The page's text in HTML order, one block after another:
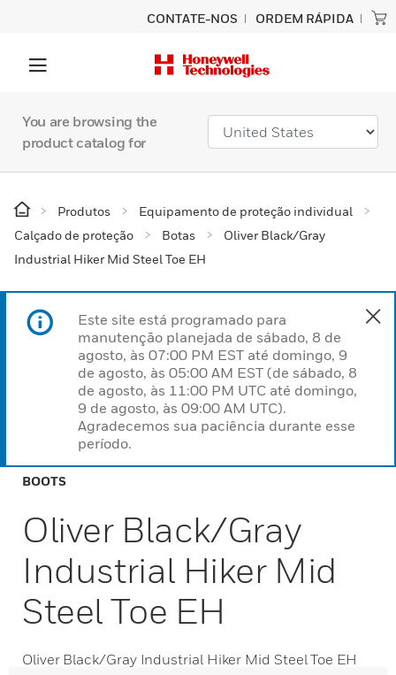
CONTATE-NOS ORDEM RÁPIDA
You are browsing the
product catalog for
Produtos
Equipamento de proteção individual
Calçado de proteção
Botas
Oliver Black/Gray
Industrial Hiker Mid Steel Toe EH
Este site está programado para
manutenção planejada de sábado, 8 de
agosto, às 07:00 PM EST até domingo, 9
de agosto, às 05:00 AM EST (de sábado, 8
de agosto, às 11:00 PM UTC até domingo,
9 de agosto, às 09:00 AM UTC).
Agradecemos sua paciência durante esse
período.
BOOTS
Oliver Black/Gray
Industrial Hiker Mid
Steel Toe EH
Oliver Black/Gray Industrial Hiker Mid Steel Toe EH